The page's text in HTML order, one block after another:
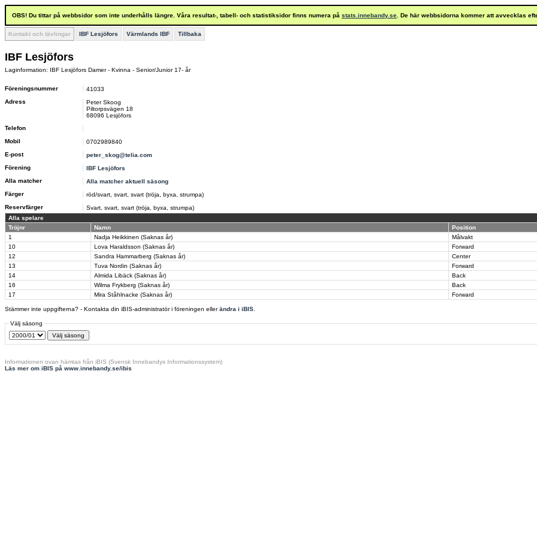
OBS! Du tittar på webbsidor som inte underhålls längre. Våra resultat-, tabell- och statistiksidor finns numera på stats.innebandy.se . De här webbsidorna kommer att avvecklas
Kontakt och tävlingar IBF Lesjöfors Värmlands IBF Tillbaka
IBF Lesjöfors
Laginformation: IBF Lesjöfors Damer - Kvinna - Senior/Junior 17- år
Föreningsnummer
41033
Adress
Peter Skoog
Piltorpsvägen 18
68096 Lesjöfors
Telefon
Mobil
0702989840
E-post
peter_skog@telia.com
Förening
IBF Lesjöfors
Alla matcher
Alla matcher aktuell säsong
Färger
röd/svart, svart, svart (tröja, byxa, strumpa)
Reservfärger
Svart, svart, svart (tröja, byxa, strumpa)
Alla spelare
Tröjnr
Namn
Position
1
Nadja Heikkinen (Saknas år)
Målvakt
10
Lova Haraldsson (Saknas år)
Forward
12
Sandra Hammarberg (Saknas år)
Center
13
Tuva Nordin (Saknas år)
Forward
14
Almida Libäck (Saknas år)
Back
16
Wilma Frykberg (Saknas år)
Back
17
Mira Ståhlnacke (Saknas år) Forward
Stämmer inte uppgifterna? - Kontakta din iBIS-administratör i föreningen ellerändra i iBIS
Välj säsong
Informationen ovan hämtas från iBIS (Svensk Innebandys Informationssystem)
Läs mer om iBIS på www.innebandy.se/ibis